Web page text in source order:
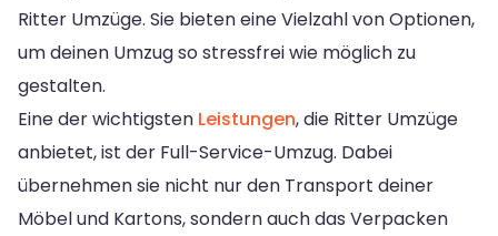
Ritter Umzüge. Sie bieten eine Vielzahl von Optionen,
um deinen Umzug so stressfrei wie möglich zu
gestalten.
Eine der wichtigsten Leistungen, die Ritter Umzüge
anbietet, ist der Full-Service-Umzug. Dabei
übernehmen sie nicht nur den Transport deiner
Möbel und Kartons, sondern auch das Verpacken